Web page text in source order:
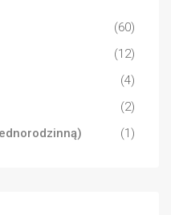
(60)
(12)
(4)
(2)
(1)